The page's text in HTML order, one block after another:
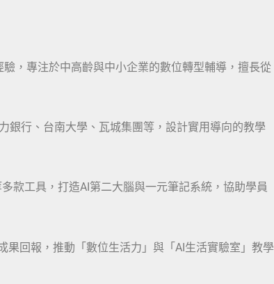
，專注於中高齡與中小企業的數位轉型輔導，擅長從
銀行、台南大學、瓦城集團等，設計實用導向的教學
款工具，打造AI第二大腦與一元筆記系統，協助學員
果回報，推動「數位生活力」與「AI生活實驗室」教學